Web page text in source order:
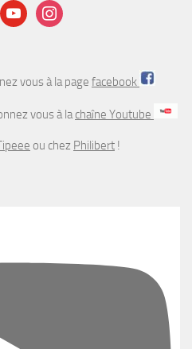
youtubeinstagram
vous à la page facebook
vous à lachaîne Youtube
ou chez Philibert !